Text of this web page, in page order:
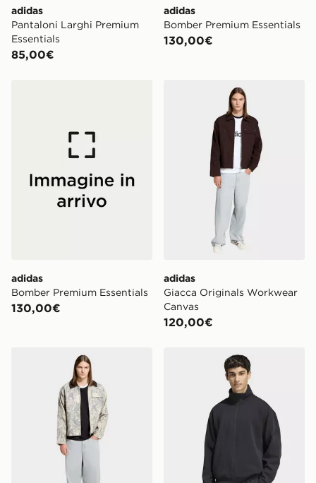
adidas
Pantaloni Larghi Premium
Essentials
85,00€
adidas
Bomber Premium Essentials
130,00€
adidas
Bomber Premium Essentials
130,00€
adidas Giacca Originals
adidas
Giacca Originals Workwear
Canvas
120,00€
adidas Giacca Originals Workwear Canvas
adidas Soft Lux Track Top